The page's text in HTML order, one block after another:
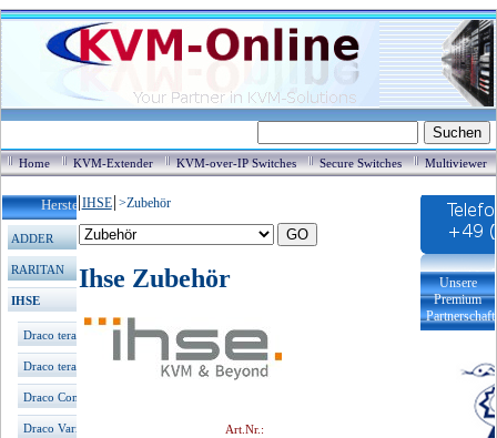
Home KVM-Extender KVM-over-IP Switches Secure Switches Multiviewer
Hersteller / Produkte
ADDER
RARITAN
IHSE
Draco tera enterprise
Draco tera compact
Draco Comp. Extender
Draco Vario Extender
IHSE >Zubehör
Ihse Zubehör
Art.Nr.:
Unsere
Premium